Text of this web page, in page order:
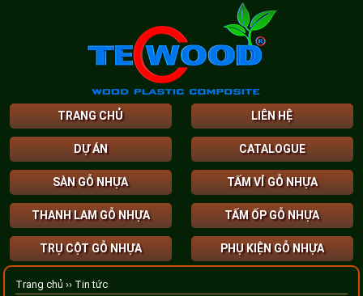
TRANG CHỦ LIÊN HỆ
DỰ ÁN CATALOGUE
SÀN GỖ NHỰA TẤM VỈ GỖ NHỰA
THANH LAM GỖ NHỰA TẤM ỐP GỖ NHỰA
TRỤ CỘT GỖ NHỰA PHỤ KIỆN GỖ NHỰA
Trang chủ ›› Tin tức